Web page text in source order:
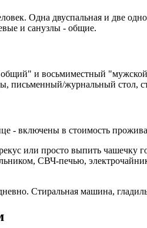
Одна двуспальная и две
и санузлы - общие.
и восьмиместный
письменный/журнальный стол,
- включены в стоимость
или просто выпить чашечку
СВЧ-печью,
Стиральная машина,